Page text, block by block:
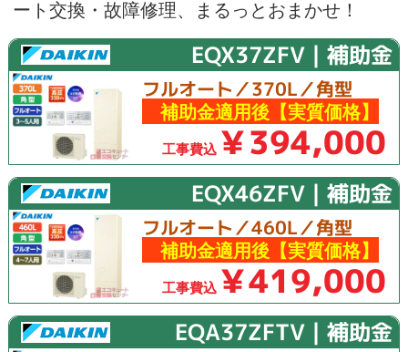
ート交換・故障修理、まるっとおまかせ！
EQX37ZFV｜補助金
フルオート／370L／角型
補助金適用後【実質価格】
工事費込 ￥394,000
EQX46ZFV｜補助金
フルオート／460L／角型
補助金適用後【実質価格】
工事費込 ￥419,000
EQA37ZFTV｜補助金